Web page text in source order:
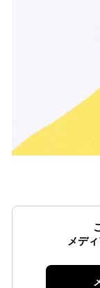
メデ